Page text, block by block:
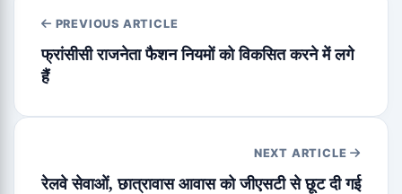
PREVIOUS ARTICLE
फ्रांसीसी राजनेता फैशन नियमों को विकसित करने में लगे
हैं
NEXT ARTICLE
रेलवे सेवाओं, छात्रावास आवास को जीएसटी से छूट दी गई